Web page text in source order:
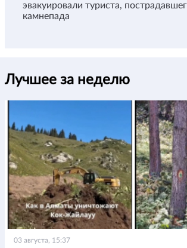
эвакуировали туриста,
камнепада
Лучшее за неделю
03 августа, 15:37